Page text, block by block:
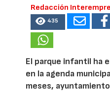
Redacción
435
El parque infantil ha
en la agenda
meses,